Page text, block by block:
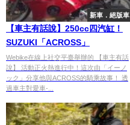
新車．絕版車
【車主有話說】250cc四汽缸！
SUZUKI「ACROSS」
Webike在線上社交平臺舉辦的 【車主有話
說】 活動正火熱進行中！這次由「イーノ
ック」分享他與ACROSS的騎乘故事！ 透
過車主對愛車-...